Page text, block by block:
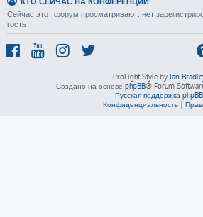
Сейчас этот форум просматривают: нет
гость
ProLight Style by Ian
Создано на основе phpBB® Forum
Русская поддержка phpBB
Конфиденциальность |